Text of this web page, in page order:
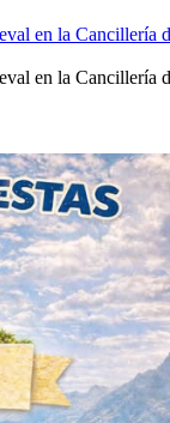
en la Cancillería
en la Cancillería